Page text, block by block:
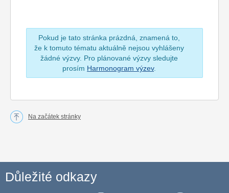
Pokud je tato stránka prázdná, znamená to,
že k tomuto tématu aktuálně nejsou vyhlášeny
žádné výzvy. Pro plánované výzvy sledujte
prosím Harmonogram výzev.
Na začátek stránky
Důležité odkazy